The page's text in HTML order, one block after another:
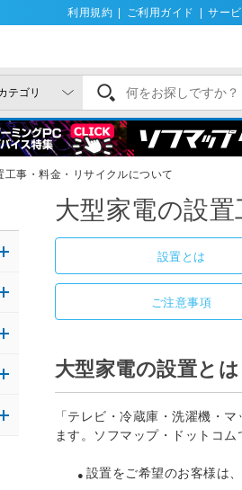
利用規約 ご利用ガイド サー
工事・料金・リサイクルについて
大型家電の設
設置とは
ご注意事項
大型家電の設置とは
「テレビ・冷蔵庫・洗濯機・
ます。ソフマップ・ドットコ
設置をご希望のお客様は